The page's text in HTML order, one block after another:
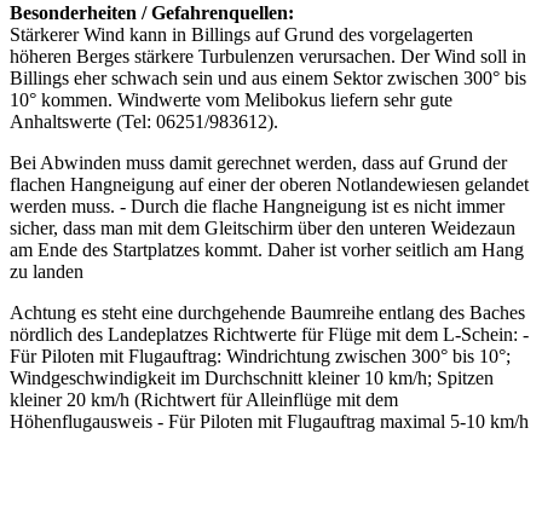
Besonderheiten / Gefahrenquellen:
Stärkerer Wind kann in Billings auf Grund des vorgelagerten
höheren Berges stärkere Turbulenzen verursachen. Der Wind soll in
Billings eher schwach sein und aus einem Sektor zwischen 300° bis
10° kommen. Windwerte vom Melibokus liefern sehr gute
Anhaltswerte (Tel: 06251/983612).
Bei Abwinden muss damit gerechnet werden, dass auf Grund der
flachen Hangneigung auf einer der oberen Notlandewiesen gelandet
werden muss. - Durch die flache Hangneigung ist es nicht immer
sicher, dass man mit dem Gleitschirm über den unteren Weidezaun
am Ende des Startplatzes kommt. Daher ist vorher seitlich am Hang
zu landen
Achtung es steht eine durchgehende Baumreihe entlang des Baches
nördlich des Landeplatzes Richtwerte für Flüge mit dem L-Schein: -
Für Piloten mit Flugauftrag: Windrichtung zwischen 300° bis 10°;
Windgeschwindigkeit im Durchschnitt kleiner 10 km/h; Spitzen
kleiner 20 km/h (Richtwert für Alleinflüge mit dem
Höhenflugausweis - Für Piloten mit Flugauftrag maximal 5-10 km/h